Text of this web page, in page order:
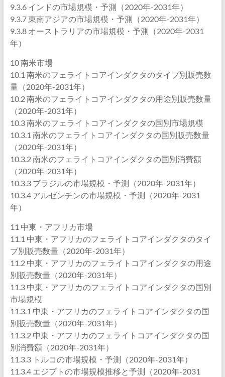
9.3.6 インドの市場規模・予測（2020年-2031年）
9.3.7 東南アジアの市場規模・予測（2020年-2031年）
9.3.8 オーストラリアの市場規模・予測（2020年-2031
年）
10 南米市場
10.1 南米のフェライトコアインダクタのタイプ別販売数
量（2020年-2031年）
10.2 南米のフェライトコアインダクタの用途別販売数量
（2020年-2031年）
10.3 南米のフェライトコアインダクタの国別市場規模
10.3.1 南米のフェライトコアインダクタの国別販売数量
（2020年-2031年）
10.3.2 南米のフェライトコアインダクタの国別消費額
（2020年-2031年）
10.3.3 ブラジルの市場規模・予測（2020年-2031年）
10.3.4 アルゼンチンの市場規模・予測（2020年-2031
年）
11 中東・アフリカ市場
11.1 中東・アフリカのフェライトコアインダクタのタイ
プ別販売数量（2020年-2031年）
11.2 中東・アフリカのフェライトコアインダクタの用途
別販売数量（2020年-2031年）
11.3 中東・アフリカのフェライトコアインダクタの国別
市場規模
11.3.1 中東・アフリカのフェライトコアインダクタの国
別販売数量（2020年-2031年）
11.3.2 中東・アフリカのフェライトコアインダクタの国
別消費額（2020年-2031年）
11.3.3 トルコの市場規模・予測（2020年-2031年）
11.3.4 エジプトの市場規模推移と予測（2020年-2031